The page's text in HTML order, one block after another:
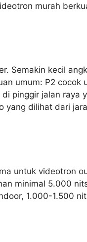
murah
Semakin kecil
umum: P2 cocok
pinggir jalan raya
yang dilihat dari
untuk videotron
minimal 5.000
1.000-1.500